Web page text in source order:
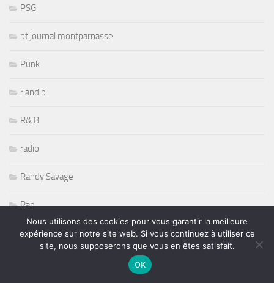
PSG
pt journal montparnasse
Punk
r and b
R& B
radio
Randy Savage
Rap
Récompenses
Nous utilisons des cookies pour vous garantir la meilleure
expérience sur notre site web. Si vous continuez à utiliser ce
site, nous supposerons que vous en êtes satisfait.
OK